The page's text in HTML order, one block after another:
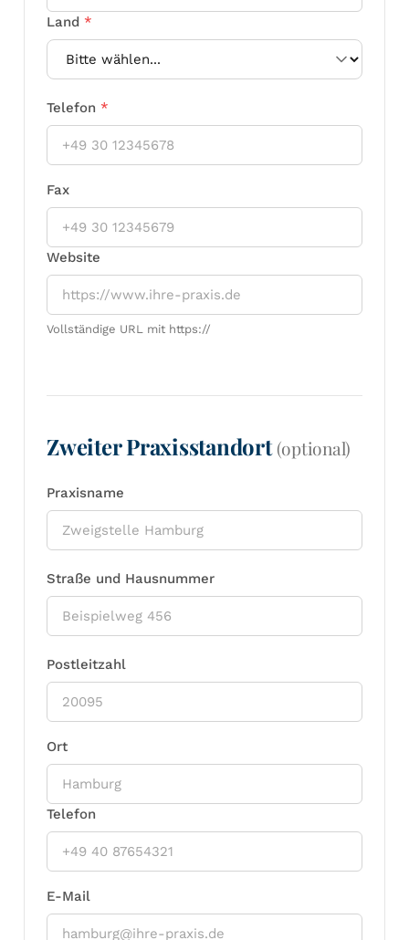
Land *
Telefon *
Fax
Website
Vollständige URL mit https://
Zweiter Praxisstandort(optional)
Praxisname
Straße und Hausnummer
Postleitzahl
Ort
Telefon
E-Mail